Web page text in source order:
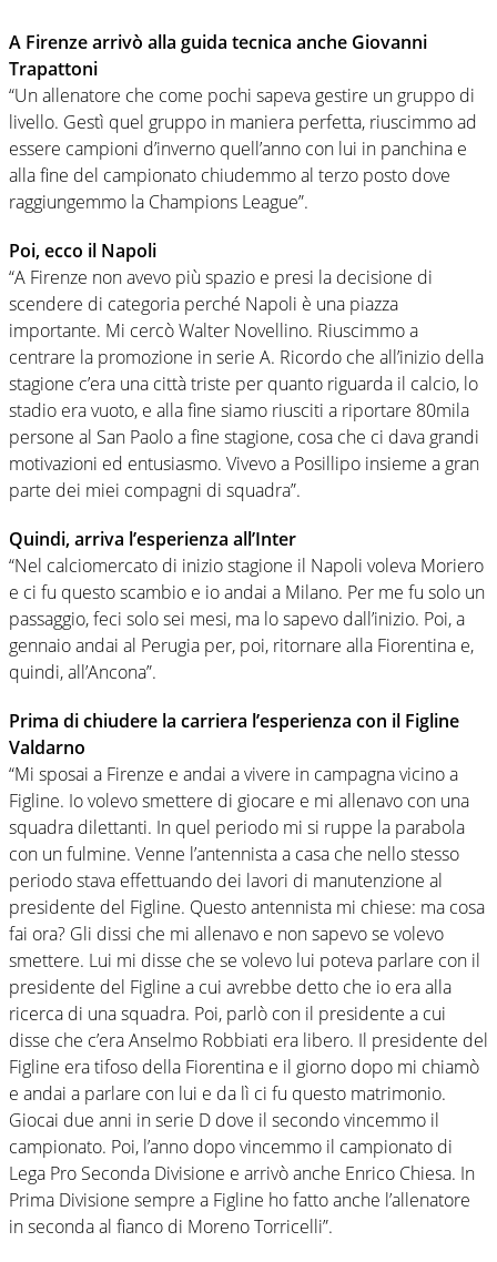
A Firenze arrivò alla guida tecnica anche Giovanni
Trapattoni
“Un allenatore che come pochi sapeva gestire un gruppo di
livello. Gestì quel gruppo in maniera perfetta, riuscimmo ad
essere campioni d’inverno quell’anno con lui in panchina e
alla fine del campionato chiudemmo al terzo posto dove
raggiungemmo la Champions League”.
Poi, ecco il Napoli
“A Firenze non avevo più spazio e presi la decisione di
scendere di categoria perché Napoli è una piazza
importante. Mi cercò Walter Novellino. Riuscimmo a
centrare la promozione in serie A. Ricordo che all’inizio della
stagione c’era una città triste per quanto riguarda il calcio, lo
stadio era vuoto, e alla fine siamo riusciti a riportare 80mila
persone al San Paolo a fine stagione, cosa che ci dava grandi
motivazioni ed entusiasmo. Vivevo a Posillipo insieme a gran
parte dei miei compagni di squadra”.
Quindi, arriva l’esperienza all’Inter
“Nel calciomercato di inizio stagione il Napoli voleva Moriero
e ci fu questo scambio e io andai a Milano. Per me fu solo un
passaggio, feci solo sei mesi, ma lo sapevo dall’inizio. Poi, a
gennaio andai al Perugia per, poi, ritornare alla Fiorentina e,
quindi, all’Ancona”.
Prima di chiudere la carriera l’esperienza con il Figline
Valdarno
“Mi sposai a Firenze e andai a vivere in campagna vicino a
Figline. Io volevo smettere di giocare e mi allenavo con una
squadra dilettanti. In quel periodo mi si ruppe la parabola
con un fulmine. Venne l’antennista a casa che nello stesso
periodo stava effettuando dei lavori di manutenzione al
presidente del Figline. Questo antennista mi chiese: ma cosa
fai ora? Gli dissi che mi allenavo e non sapevo se volevo
smettere. Lui mi disse che se volevo lui poteva parlare con il
presidente del Figline a cui avrebbe detto che io era alla
ricerca di una squadra. Poi, parlò con il presidente a cui
disse che c’era Anselmo Robbiati era libero. Il presidente del
Figline era tifoso della Fiorentina e il giorno dopo mi chiamò
e andai a parlare con lui e da lì ci fu questo matrimonio.
Giocai due anni in serie D dove il secondo vincemmo il
campionato. Poi, l’anno dopo vincemmo il campionato di
Lega Pro Seconda Divisione e arrivò anche Enrico Chiesa. In
Prima Divisione sempre a Figline ho fatto anche l’allenatore
in seconda al fianco di Moreno Torricelli”.